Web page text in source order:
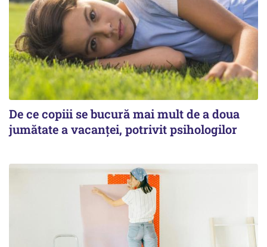
De ce copiii se bucură mai mult de a doua
jumătate a vacanței, potrivit psihologilor